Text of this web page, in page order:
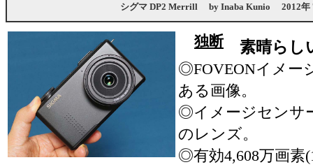
シグマ DP2 Merrillby Inaba Kunio 2012年
独断 素晴らし
◎FOVEONイメー
ある画像。
◎イメージセンサ
のレンズ。
◎有効4,608万画素